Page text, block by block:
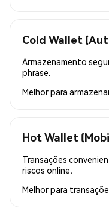
Cold Wallet
Armazenamento
phrase.
Melhor para
Hot Wallet
Transações
riscos online.
Melhor para